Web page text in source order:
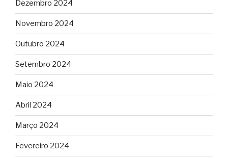
Dezembro 2024
Novembro 2024
Outubro 2024
Setembro 2024
Maio 2024
Abril 2024
Março 2024
Fevereiro 2024